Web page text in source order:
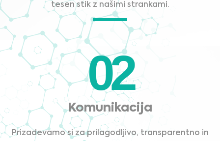
tesen stik z našimi strankami.
Komunikacija
Prizadevamo si za prilagodljivo, transparentno in
02